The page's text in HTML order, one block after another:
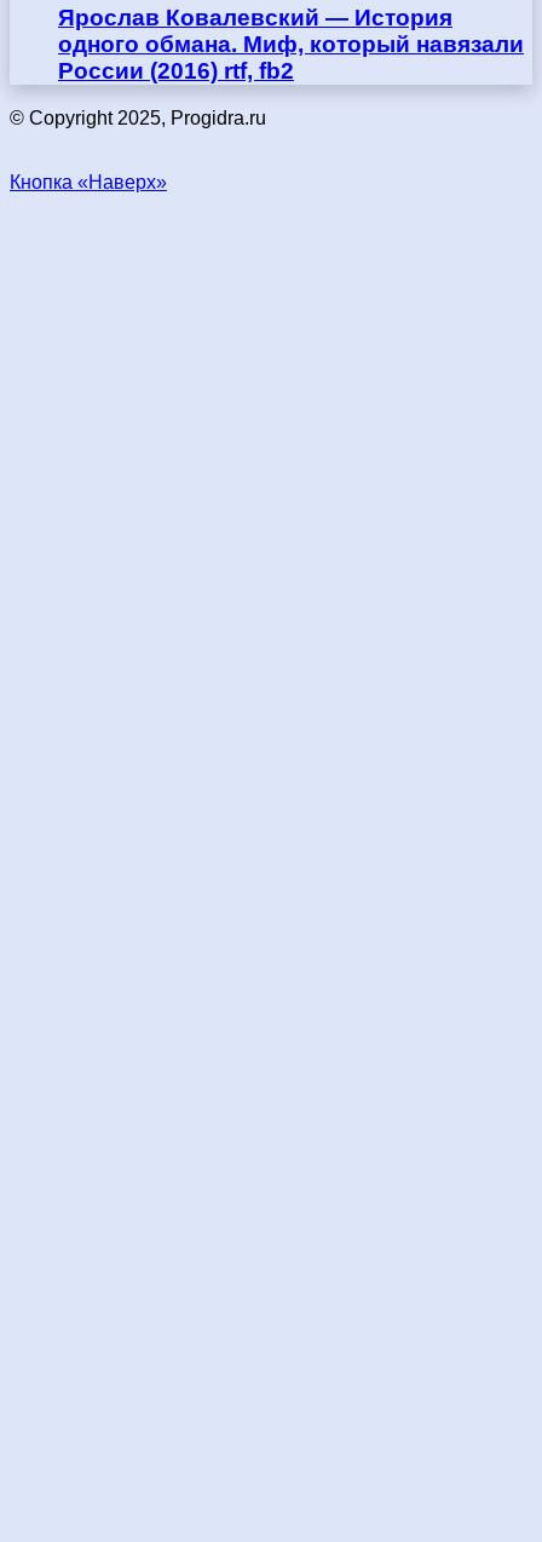
Ярослав Ковалевский — История
одного обмана. Миф, который навязали
России (2016) rtf, fb2
© Copyright 2025, Progidra.ru
Кнопка «Наверх»